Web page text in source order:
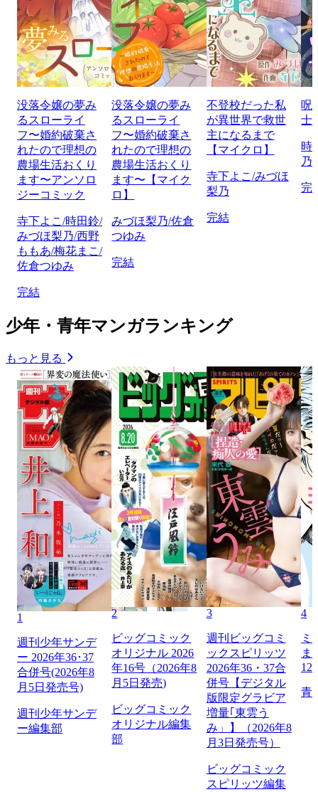
没落令嬢の夢み
るスローライ
フ〜婚約破棄さ
れたので理想の
農場生活おくり
ます〜アンソロ
ジーコミック
寺下よこ/時田鈴/
みづほ梨乃/西野
ももあ/梅花まこ/
佐倉つゆみ
完結
没落令嬢の夢み
るスローライ
フ〜婚約破棄さ
れたので理想の
農場生活おくり
ます〜【マイク
ロ】
みづほ梨乃/佐倉
つゆみ
完結
不登校だった私
が異世界で救世
主になるまで
【マイクロ】
寺下よこ/みづほ
梨乃
完結
呪
士
時
乃
完
少年・青年マンガランキング
もっと見る
1
週刊少年サンデ
ー 2026年36･37
合併号(2026年8
月5日発売号)
週刊少年サンデ
ー編集部
2
ビッグコミック
オリジナル 2026
年16号（2026年8
月5日発売)
ビッグコミック
オリジナル編集
部
3
週刊ビッグコミ
ックスピリッツ
2026年36・37合
併号【デジタル
版限定グラビア
増量｢東雲う
み」】（2026年8
月3日発売号）
ビッグコミック
スピリッツ編集
4
ミ
ま
129
青